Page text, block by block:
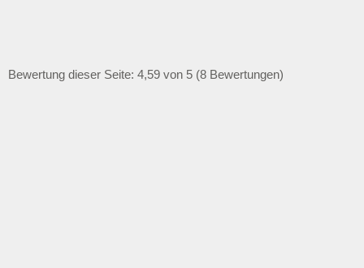
Bewertung dieser Seite: 4,59 von 5 (8 Bewertungen)